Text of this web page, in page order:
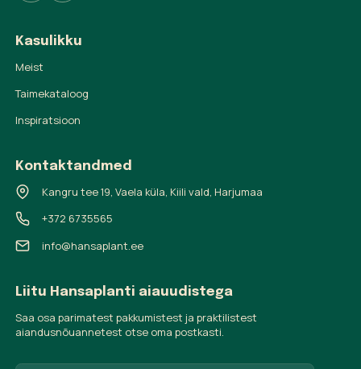
Kasulikku
Meist
Taimekataloog
Inspiratsioon
Kontaktandmed
Kangru tee 19, Vaela küla, Kiili vald, Harjumaa
+372 6735565
info@hansaplant.ee
Liitu Hansaplanti aiauudistega
Saa osa parimatest pakkumistest ja praktilistest
aiandusnõuannetest otse oma postkasti.